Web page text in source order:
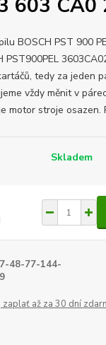
603 CA0
BOSCH PST 900
PST900PEL
tedy za jeden
vždy měnit v
motor stroje osazen.
Skladem
48-77-144-
zaplať až za 30 dní